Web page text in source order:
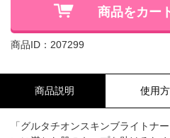
商品をカー
商品ID：207299
商品説明 使用
「グルタチオンスキンブライトナ